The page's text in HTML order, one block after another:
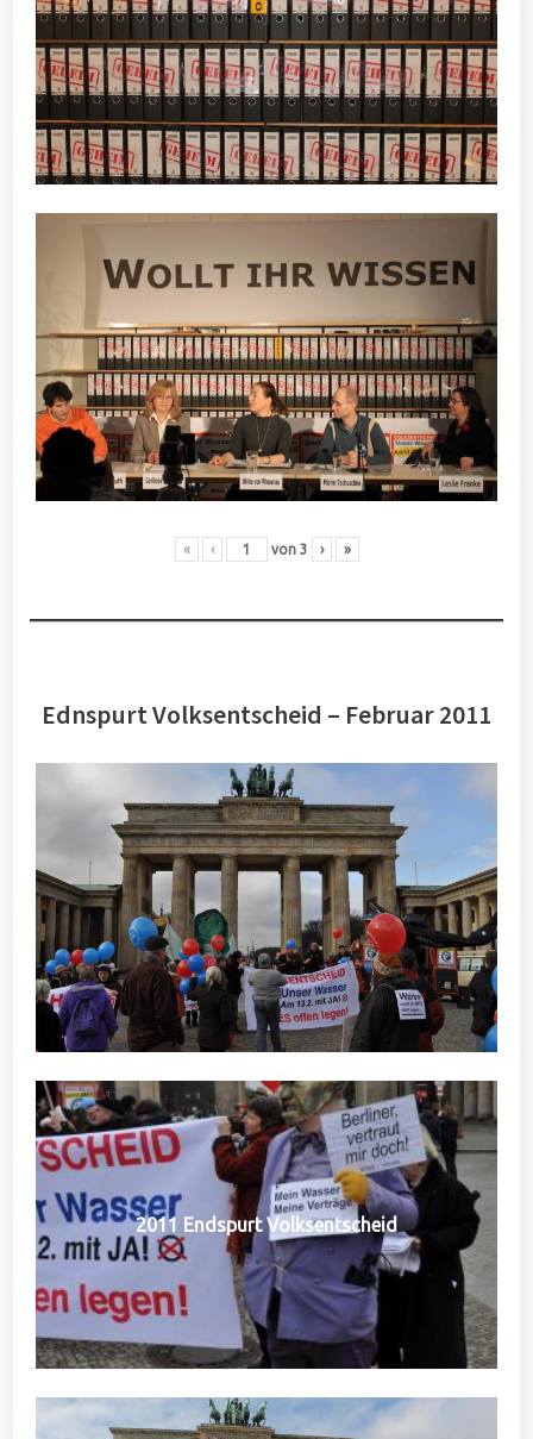
« ‹ von 3 › »
Ednspurt Volksentscheid – Februar 2011
2011 Endspurt Volksentscheid